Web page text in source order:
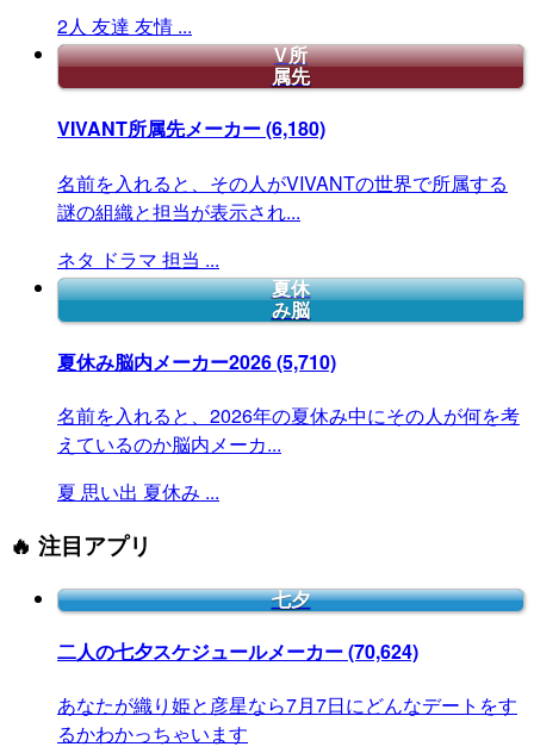
2人 友達 友情 ...
V所
属先
VIVANT所属先メーカー(6,180)
名前を入れると、その人がVIVANTの世界で所属する
謎の組織と担当が表示され...
ネタ ドラマ 担当 ...
夏休
み脳
夏休み脳内メーカー2026(5,710)
名前を入れると、2026年の夏休み中にその人が何を考
えているのか脳内メーカ...
夏 思い出 夏休み ...
🔥 注目アプリ
七夕
二人の七夕スケジュールメーカー(70,624)
あなたが織り姫と彦星なら7月7日にどんなデートをす
るかわかっちゃいます